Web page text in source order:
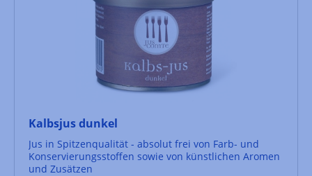
Kalbsjus dunkel
Jus in Spitzenqualität - absolut frei von Farb- und
Konservierungsstoffen sowie von künstlichen Aromen
und Zusätzen